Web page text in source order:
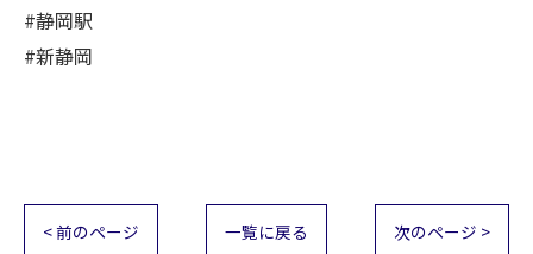
#静岡駅
#新静岡
< 前のページ 一覧に戻る 次のページ >